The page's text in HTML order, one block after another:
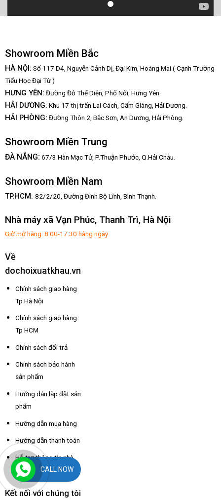
Showroom Miền Bắc
HÀ NỘI: Số 117 D4, Nguyễn Cảnh Dị, Đại Kim, Hoàng Mai.( Cạnh Trường
Tiểu Học Đại Từ )
HƯNG YÊN: Đường Đỗ Thế Diện, Phố Nối, Hưng Yên.
HẢI DƯƠNG: Khu 17 thị trấn Lai Cách, Cẩm Giàng, Hải Dương.
HẢI PHÒNG: Đường Thôn 2, Bắc Sơn, An Dương, Hải Phòng.
Showroom Miền Trung
ĐÀ NẴNG: 67/3 Hàn Mạc Tử, P.Thuận Phước, Q.Hải Châu.
Showroom Miền Nam
TP.HCM: 82/2/20, Đường Đinh Bộ Lĩnh, Bình Thạnh.
Nhà máy xã Vạn Phúc, Thanh Trì, Hà Nội
Giờ mở hàng: 8:00-17:30 hàng ngày
Về
dochoixuatkhau.vn
Chính sách giao hàng
Tp Hà Nội
Chính sách giao hàng
Tp HCM
Chính sách đổi trả
Chính sách bảo hành
sản phẩm
Hướng dẫn lắp đặt sản
phẩm
Hướng dẫn mua hàng
Hướng dẫn thanh toán
Hỗ trợ thông tin nhà
xe các tỉnh
Kết nối với chúng tôi
CALL NOW